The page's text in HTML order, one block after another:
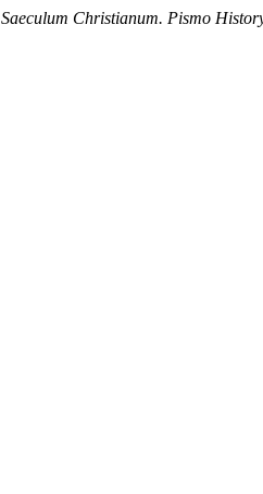
Saeculum Christianum. Pismo